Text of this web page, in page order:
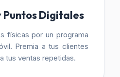
Puntos Digitales
físicas por un programa
Premia a tus clientes
tus ventas repetidas.